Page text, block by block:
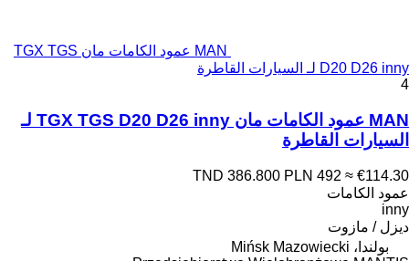
MAN عمود الكامات مان TGX TGS
D20 D26 inny لـ السيارات القاطرة
4
MAN عمود الكامات مان TGX TGS D20 D26 inny لـ
السيارات القاطرة
TND 386.800 PLN 492 ≈ €114.30
عمود الكامات
inny
ديزل / مازوت
بولندا، Mińsk Mazowiecki